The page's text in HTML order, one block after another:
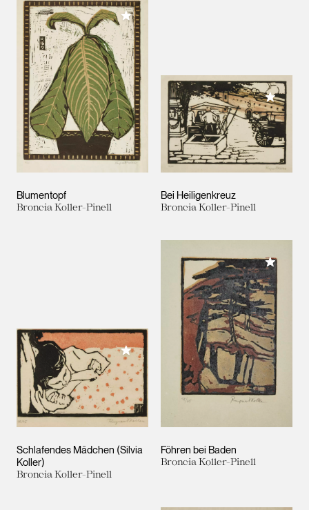
Blumentopf
Broncia Koller-Pinell
Meiner Sammlung hinzufügen
Bei Heiligenkreuz
Broncia Koller-Pinell
Meiner
Schlafendes Mädchen (Silvia
Koller)
Broncia Koller-Pinell
Meiner Sammlung hinzufügen
Föhren bei Baden
Broncia Koller-Pinell
Meiner